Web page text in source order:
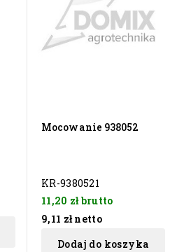
Mocowanie 938052
KR-9380521
11,20 złbrutto
9,11 zł netto
Dodaj do koszyka